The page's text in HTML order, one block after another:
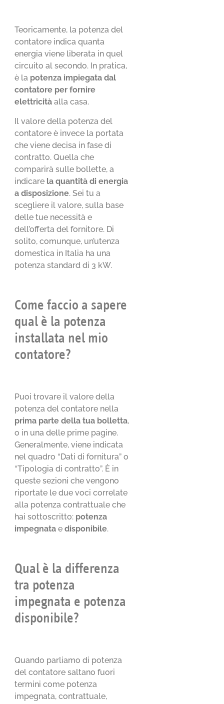
Teoricamente, la potenza del
contatore indica quanta
energia viene liberata in quel
circuito al secondo. In pratica,
è la potenza impiegata dal
contatore per fornire
elettricità alla casa.
Il valore della potenza del
contatore è invece la portata
che viene decisa in fase di
contratto. Quella che
comparirà sulle bollette, a
indicare la quantità di energia
a disposizione. Sei tu a
scegliere il valore, sulla base
delle tue necessità e
dell’offerta del fornitore. Di
solito, comunque, un’utenza
domestica in Italia ha una
potenza standard di 3 kW.
Come faccio a sapere
qual è la potenza
installata nel mio
contatore?
Puoi trovare il valore della
potenza del contatore nella
prima parte della tua bolletta,
o in una delle prime pagine.
Generalmente, viene indicata
nel quadro “Dati di fornitura” o
“Tipologia di contratto”. È in
queste sezioni che vengono
riportate le due voci correlate
alla potenza contrattuale che
hai sottoscritto: potenza
impegnata edisponibile.
Qual è la differenza
tra potenza
impegnata e potenza
disponibile?
Quando parliamo di potenza
del contatore saltano fuori
termini come potenza
impegnata, contrattuale,